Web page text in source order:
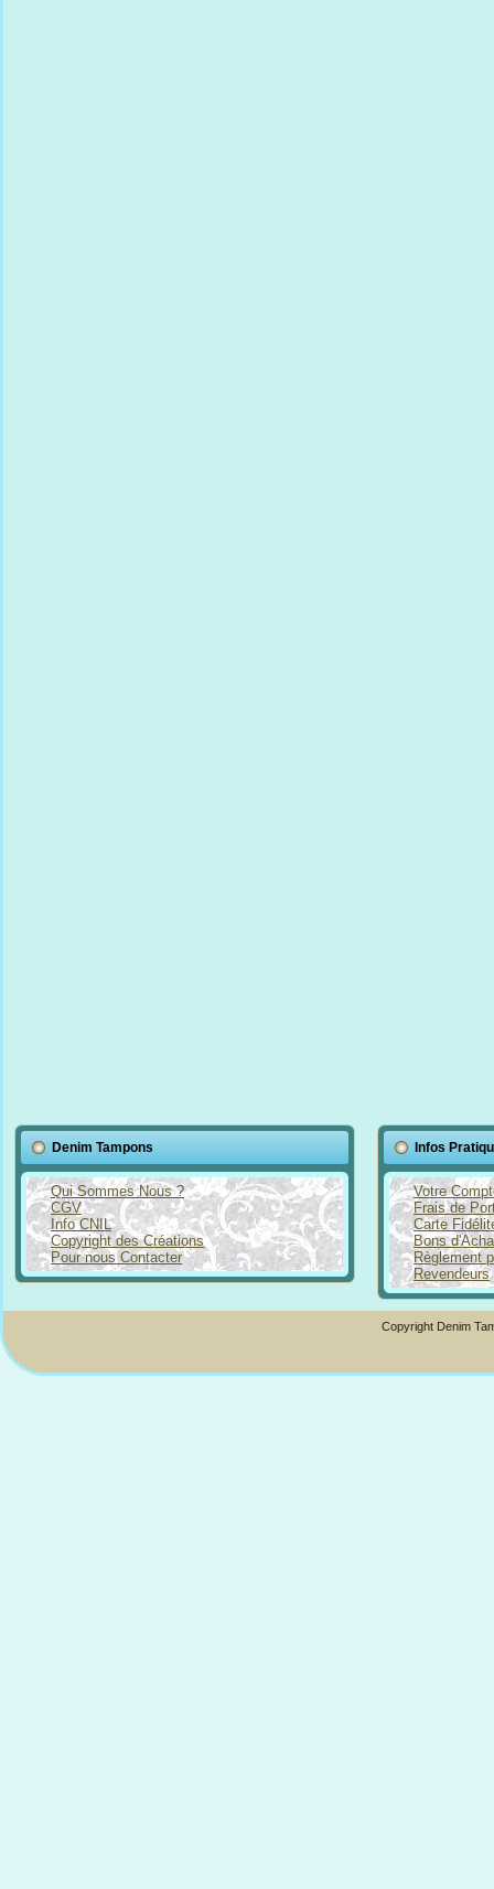
Denim Tampons
Qui Sommes Nous ?
CGV
Info CNIL
Copyright des Créations
Pour nous Contacter
Infos
Votre
Frais de
Carte
Bons
Règlement
Revendeurs
Copyright Denim